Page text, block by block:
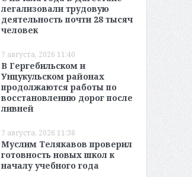
легализовали трудовую
деятельность почти 28 тысяч
человек
7 августа, 2026 11:40
В Гергебильском и
Унцукульском районах
продолжаются работы по
восстановлению дорог после
ливней
7 августа, 2026 11:38
Муслим Телякавов проверил
готовность новых школ к
началу учебного года